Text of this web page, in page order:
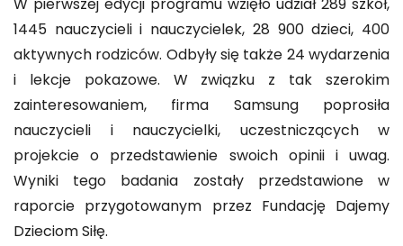
W pierwszej edycji programu wzięło udział 289 szkół,
1445 nauczycieli i nauczycielek, 28 900 dzieci, 400
aktywnych rodziców. Odbyły się także 24 wydarzenia
i lekcje pokazowe. W związku z tak szerokim
zainteresowaniem, firma Samsung poprosiła
nauczycieli i nauczycielki, uczestniczących w
projekcie o przedstawienie swoich opinii i uwag.
Wyniki tego badania zostały przedstawione w
raporcie przygotowanym przez Fundację Dajemy
Dzieciom Siłę.